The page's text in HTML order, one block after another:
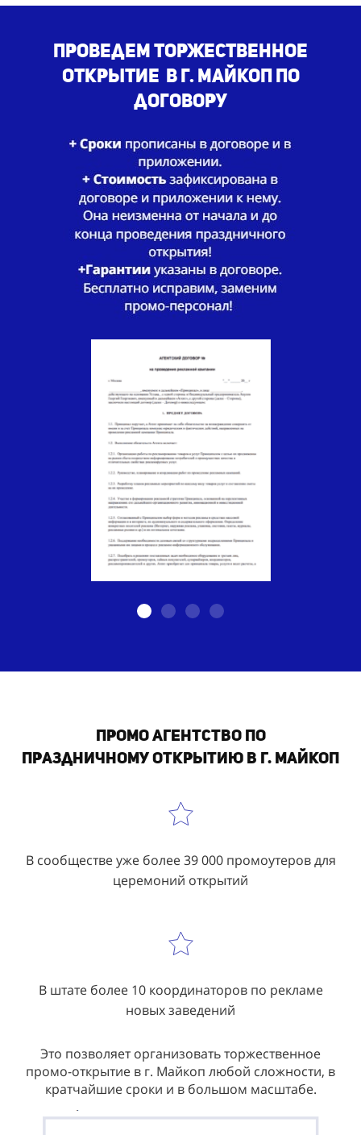
Проведемторжественное
открытие в г. Майкоп по
договору
Промо агентство по
праздничномуоткрытию в г. Майкоп
В сообществе уже более 39 000 промоутеров для
церемоний открытий
В штате более 10 координаторов по рекламе
новых заведений
Это позволяет организовать торжественное
промо-открытие в г. Майкоп любой сложности, в
кратчайшие сроки и в большом масштабе.